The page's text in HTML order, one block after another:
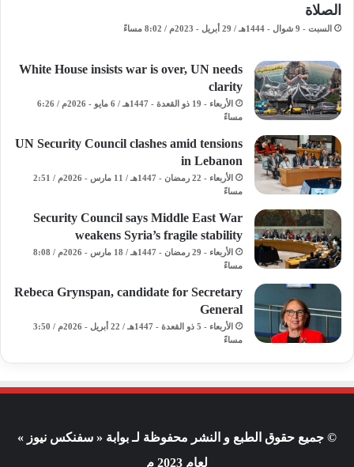
الصلاة
السبت - 9 شوال - 1444هـ / 29 أبريل - 2023م / 8:02 مساءً
White House insists war is over, UN needs
clarity
الأربعاء - 19 ذو القعدة - 1447هـ / 6 مايو - 2026م / 6:26
مساءً
UN Security Council clashes amid tensions
in Lebanon
الأربعاء - 22 رمضان - 1447هـ / 11 مارس - 2026م / 2:51
مساءً
Security Council says Middle East War
weakens Syria’s fragile stability
الأربعاء - 29 رمضان - 1447هـ / 18 مارس - 2026م / 8:08
مساءً
Rebeca Grynspan, candidate for Secretary
General
الأربعاء - 5 ذو القعدة - 1447هـ / 22 أبريل - 2026م / 3:50
مساءً
© جميع حقوق الطبع و النشر محفوظة لـ بوابة « سفنكس نيوز »
لعام 2023 م